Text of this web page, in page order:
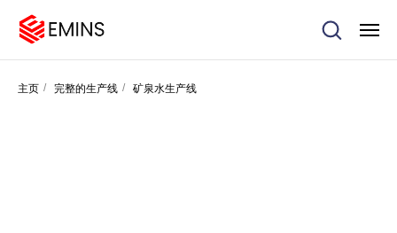
主页 / 完整的生产线 / 矿泉水生产线